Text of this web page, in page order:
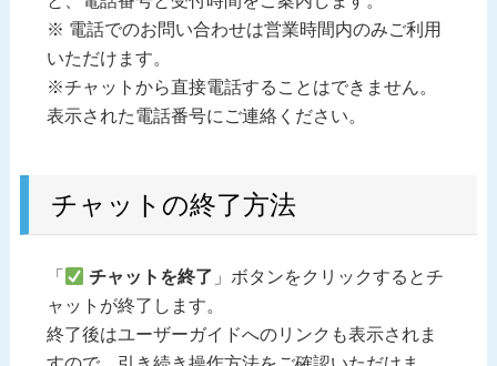
※ 電話でのお問い合わせは営業時間内のみご利用
いただけます。
※チャットから直接電話することはできません。
表示された電話番号にご連絡ください。
チャットの終了方法
「 チャットを終了 」ボタンをクリックするとチ
ャットが終了します。
終了後はユーザーガイドへのリンクも表示されま